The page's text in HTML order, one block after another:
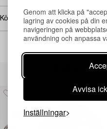
Genom att klicka på
lagring av cookies på din
navigeringen på
användning och anpassa
Avvisa
Inställningar
Köpinformation
Andra har